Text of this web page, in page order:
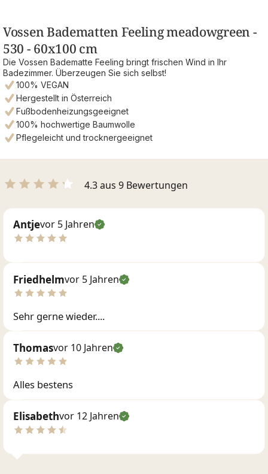
Vossen Badematten Feeling meadowgreen -
530 - 60x100 cm
Die Vossen Badematte Feeling bringt frischen Wind in Ihr
Badezimmer. Überzeugen Sie sich selbst!
100% VEGAN
Hergestellt in Österreich
Fußbodenheizungsgeeignet
100% hochwertige Baumwolle
Pflegeleicht und trocknergeeignet
4.3 aus 9 Bewertungen
Antjevor 5 Jahren
Friedhelmvor 5 Jahren
Sehr gerne wieder....
Thomasvor 10 Jahren
Alles bestens
Elisabethvor 12 Jahren